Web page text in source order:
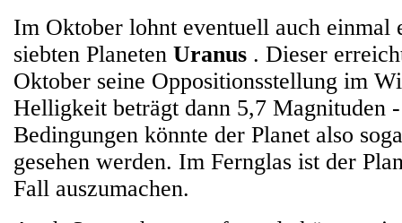
Im Oktober lohnt eventuell auch einmal
siebten Planeten Uranus . Dieser
Oktober seine Oppositionsstellung im
Helligkeit beträgt dann 5,7 Magnituden
Bedingungen könnte der Planet also
gesehen werden. Im Fernglas ist der
Fall auszumachen.